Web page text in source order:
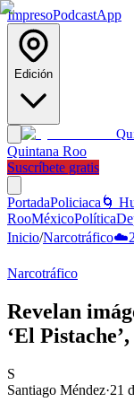
ImpresoPodcastApp
Edición
Quintana Roo
Suscríbete gratis
PortadaPoliciaca 🌀
RooMéxicoPolítica
Inicio/Narcotráfico☁️
Narcotráfico
Revelan
‘El
S
Santiago Méndez·21